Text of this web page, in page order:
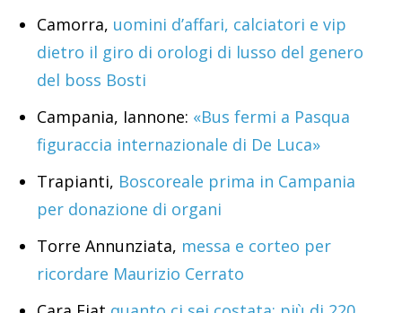
Camorra, uomini d’affari, calciatori e vip
dietro il giro di orologi di lusso del genero
del boss Bosti
Campania, Iannone: «Bus fermi a Pasqua
figuraccia internazionale di De Luca»
Trapianti, Boscoreale prima in Campania
per donazione di organi
Torre Annunziata, messa e corteo per
ricordare Maurizio Cerrato